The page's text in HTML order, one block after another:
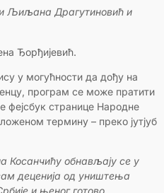
Љиљана Драгутиновић и
Ђорђијевић.
у могућности да дођу на
програм се може пратити
фејсбук странице Народне
термину – преко јутјуб
Косанчићу обнављају се у
деценија од уништења